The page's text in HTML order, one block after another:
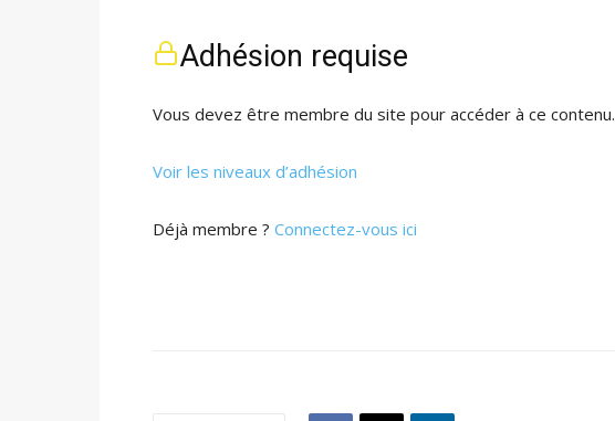
Adhésion requise
Vous devez être membre du site pour accéder à ce contenu.
Voir les niveaux d’adhésion
Déjà membre ? Connectez-vous ici